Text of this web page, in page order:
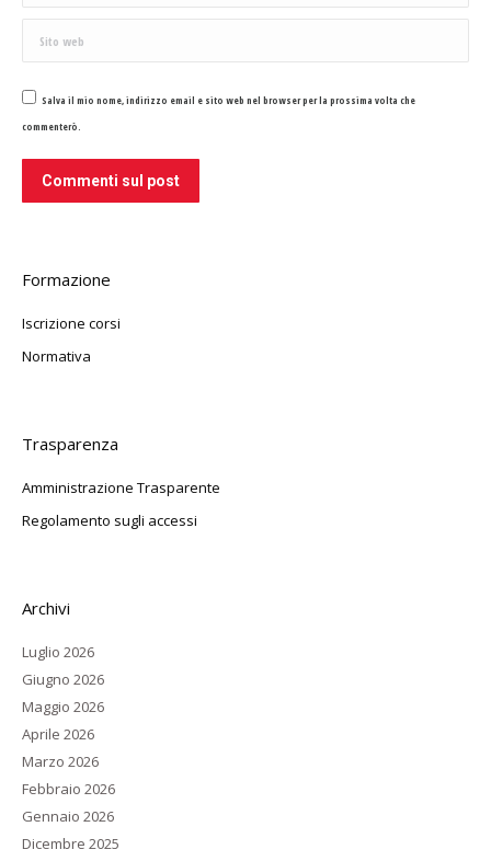
Sito web
Salva il mio nome, indirizzo email e sito web nel browser per la prossima volta che
commenterò.
Commenti sul post
Formazione
Iscrizione corsi
Normativa
Trasparenza
Amministrazione Trasparente
Regolamento sugli accessi
Archivi
Luglio 2026
Giugno 2026
Maggio 2026
Aprile 2026
Marzo 2026
Febbraio 2026
Gennaio 2026
Dicembre 2025